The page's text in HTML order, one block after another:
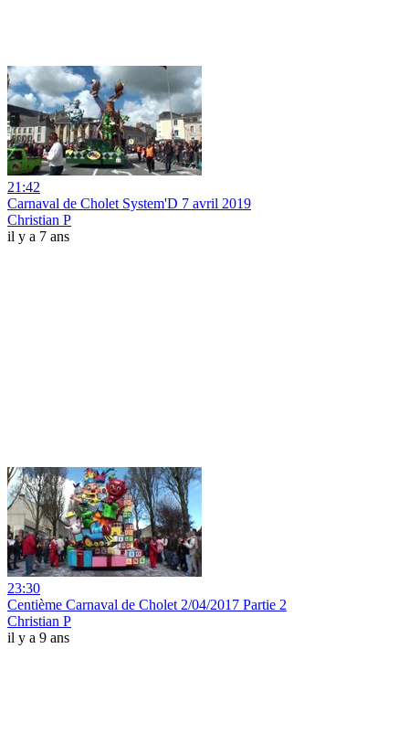
21:42
Carnaval de Cholet System'D 7 avril 2019
Christian P
il y a 7 ans
23:30
Centième Carnaval de Cholet 2/04/2017 Partie 2
Christian P
il y a 9 ans